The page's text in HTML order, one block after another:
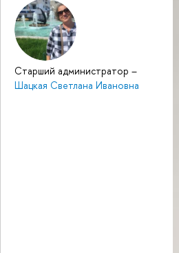
Cтарший администратор –
Шацкая Светлана Ивановна